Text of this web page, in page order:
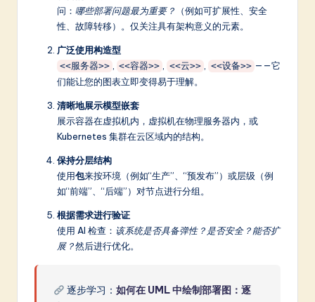
问： 哪些部署问题最为重要？
（例如可扩展性、安全
性、故障转移）。仅关注具有架构意义的元素。
广泛使用构造型
<<服务器>> , <<容器>> , <<云>> , <<设备>> ——它
们能让您的图表立即变得易于理解。
清晰地展示模型嵌套
展示容器在虚拟机内，虚拟机在物理服务器内，或
Kubernetes 集群在云区域内的结构。
保持分层结构
使用包来按环境（例如“生产”、“预发布”）或层级（例
如“前端”、“后端”）对节点进行分组。
根据需求进行验证
使用 AI 检查： 该系统是否具备弹性？是否安全？能否扩
展？然后进行优化。
逐步学习：如何在 UML 中绘制部署图：逐